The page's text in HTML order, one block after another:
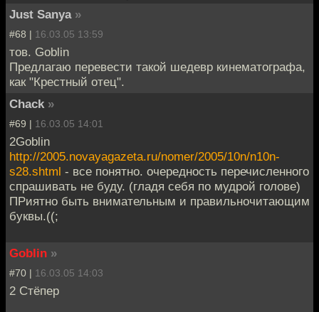
Just Sanya »
#68 | 16.03.05 13:59
тов. Goblin
Предлагаю перевести такой шедевр кинематографа,
как "Крестный отец".
Chack »
#69 | 16.03.05 14:01
2Goblin
http://2005.novayagazeta.ru/nomer/2005/10n/n10n-
s28.shtml - все понятно. очередность перечисленного
спрашивать не буду. (гладя себя по мудрой голове)
ПРиятно быть внимательным и правильночитающим
буквы.((;
Goblin »
#70 | 16.03.05 14:03
2 Стёпер